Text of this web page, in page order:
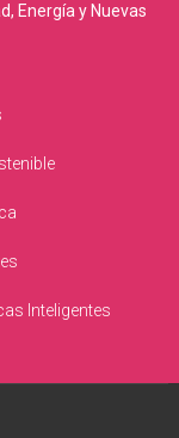
Energía y Nuevas
Inteligentes